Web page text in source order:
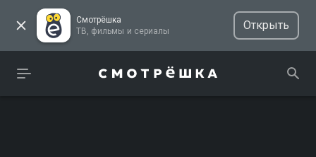
Смотрёшка
ТВ, фильмы и сериалы
Открыть